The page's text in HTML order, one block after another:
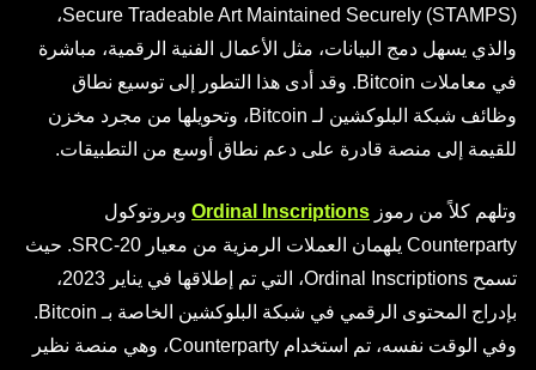
Secure Tradeable Art Maintained Securely (STAMPS)،
والذي يسهل دمج البيانات، مثل الأعمال الفنية الرقمية، مباشرة
في معاملات Bitcoin. وقد أدى هذا التطور إلى توسيع نطاق
وظائف شبكة البلوكشين لـ Bitcoin، وتحويلها من مجرد مخزن
للقيمة إلى منصة قادرة على دعم نطاق أوسع من التطبيقات.
وتلهم كلاً من رموز Ordinal Inscriptions وبروتوكول
Counterparty يلهمان العملات الرمزية من معيار SRC-20. حيث
تسمح Ordinal Inscriptions، التي تم إطلاقها في يناير 2023،
بإدراج المحتوى الرقمي في شبكة البلوكشين الخاصة بـ Bitcoin.
وفي الوقت نفسه، تم استخدام Counterparty، وهي منصة نظير